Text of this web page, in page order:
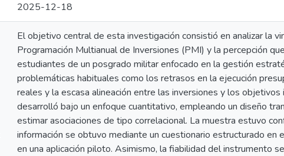
2025-12-18
El objetivo central de esta investigación consistió en analizar la
Programación Multianual de Inversiones (PMI) y la percepción
estudiantes de un posgrado militar enfocado en la gestión
problemáticas habituales como los retrasos en la ejecución
reales y la escasa alineación entre las inversiones y los
desarrolló bajo un enfoque cuantitativo, empleando un diseño
estimar asociaciones de tipo correlacional. La muestra estuvo
información se obtuvo mediante un cuestionario estructurado
en una aplicación piloto. Asimismo, la fiabilidad del instrumento